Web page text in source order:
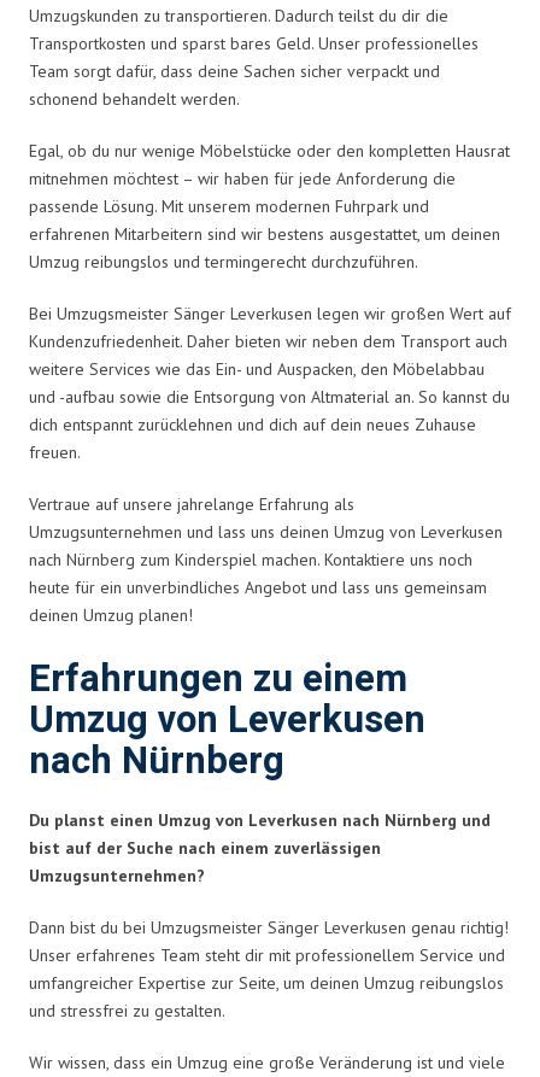
Umzugskunden zu transportieren. Dadurch teilst du dir die
Transportkosten und sparst bares Geld. Unser professionelles
Team sorgt dafür, dass deine Sachen sicher verpackt und
schonend behandelt werden.
Egal, ob du nur wenige Möbelstücke oder den kompletten Hausrat
mitnehmen möchtest – wir haben für jede Anforderung die
passende Lösung. Mit unserem modernen Fuhrpark und
erfahrenen Mitarbeitern sind wir bestens ausgestattet, um deinen
Umzug reibungslos und termingerecht durchzuführen.
Bei Umzugsmeister Sänger Leverkusen legen wir großen Wert auf
Kundenzufriedenheit. Daher bieten wir neben dem Transport auch
weitere Services wie das Ein- und Auspacken, den Möbelabbau
und -aufbau sowie die Entsorgung von Altmaterial an. So kannst du
dich entspannt zurücklehnen und dich auf dein neues Zuhause
freuen.
Vertraue auf unsere jahrelange Erfahrung als
Umzugsunternehmen und lass uns deinen Umzug von Leverkusen
nach Nürnberg zum Kinderspiel machen. Kontaktiere uns noch
heute für ein unverbindliches Angebot und lass uns gemeinsam
deinen Umzug planen!
Erfahrungen zu einem
Umzug von Leverkusen
nach Nürnberg
Du planst einen Umzug von Leverkusen nach Nürnberg und
bist auf der Suche nach einem zuverlässigen
Umzugsunternehmen?
Dann bist du bei Umzugsmeister Sänger Leverkusen genau richtig!
Unser erfahrenes Team steht dir mit professionellem Service und
umfangreicher Expertise zur Seite, um deinen Umzug reibungslos
und stressfrei zu gestalten.
Wir wissen, dass ein Umzug eine große Veränderung ist und viele